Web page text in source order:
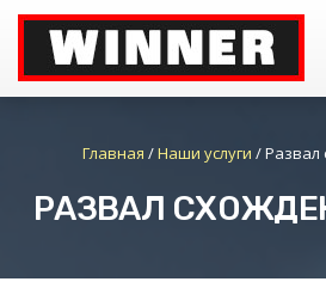
Главная /Наши услуги /Развал
РАЗВАЛ